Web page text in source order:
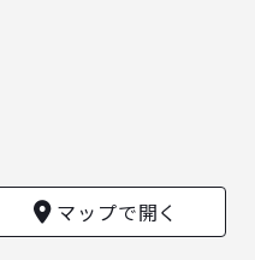
マップで開く